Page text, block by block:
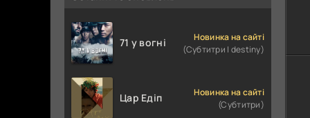
71 у вогні
Новинка на сайті
(Субтитри | destiny)
Цар Едіп
Новинка на сайті
(Субтитри)